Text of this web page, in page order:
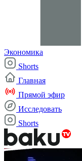
Экономика
Shorts
Главная
Прямой эфир
Исследовать
Shorts